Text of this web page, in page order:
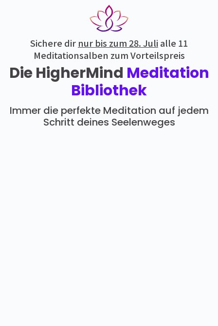
Sichere dir nur bis zum 28. Julialle 11
Meditationsalben zum Vorteilspreis
Die HigherMind Meditation
Bibliothek
Immer die perfekte Meditation auf jedem
Schritt deines Seelenweges